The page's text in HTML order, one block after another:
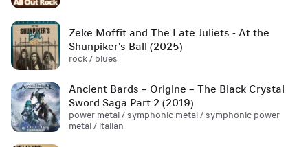
Zeke Moffit and The Late Juliets - At the
Shunpiker's Ball (2025)
rock / blues
Ancient Bards – Origine – The Black Crystal
Sword Saga Part 2 (2019)
power metal / symphonic metal / symphonic power
metal / italian